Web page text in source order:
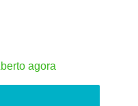
agora